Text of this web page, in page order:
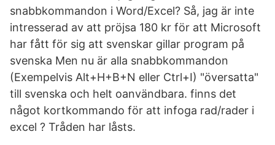
snabbkommandon i Word/Excel? Så, jag är inte
intresserad av att pröjsa 180 kr för att Microsoft
har fått för sig att svenskar gillar program på
svenska Men nu är alla snabbkommandon
(Exempelvis Alt+H+B+N eller Ctrl+I) "översatta"
till svenska och helt oanvändbara. finns det
något kortkommando för att infoga rad/rader i
excel ? Tråden har låsts.